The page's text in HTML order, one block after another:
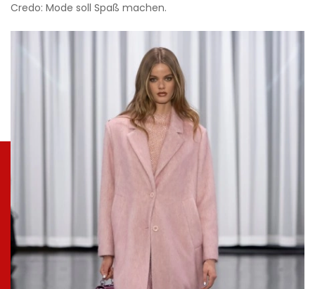
Credo: Mode soll Spaß machen.